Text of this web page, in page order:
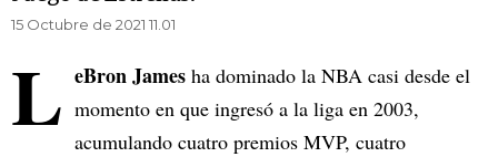
15 Octubre de 2021 11.01
L eBron James ha dominado la NBA casi desde el
momento en que ingresó a la liga en 2003,
acumulando cuatro premios MVP, cuatro